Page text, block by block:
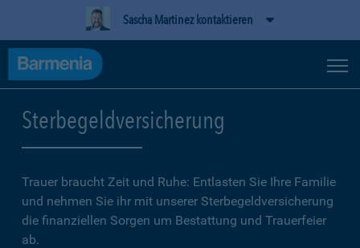
Sascha Martinez kontaktieren
Sterbegeldversicherung
Trauer braucht Zeit und Ruhe: Entlasten Sie Ihre Familie
und nehmen Sie ihr mit unserer Sterbegeldversicherung
die finanziellen Sorgen um Bestattung und Trauerfeier
ab.